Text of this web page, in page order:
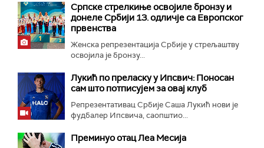
Српске стрелкиње освојиле бронзу и
донеле Србији 13. одличје са Европског
првенства
Женска репрезентација Србије у стрељаштву
освојила је бронзу...
Лукић по преласку у Ипсвич: Поносан
сам што потписујем за овај клуб
Репрезентативац Србије Саша Лукић нови је
фудбалер Ипсвича, саопштио...
Преминуо отац Леа Месија